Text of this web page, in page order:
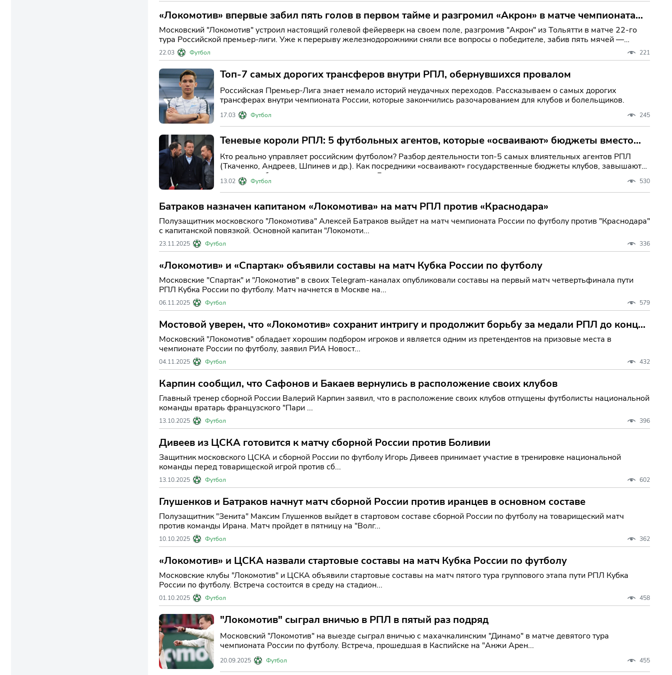
«Локомотив» впервые забил пять голов в первом тайме и разгромил «Акрон» в матче чемпионата
России
Московский "Локомотив" устроил настоящий голевой фейерверк на своем поле, разгромив "Акрон" из Тольятти в матче 22-го
тура Российской премьер-лиги. Уже к перерыву железнодорожники сняли все вопросы о победителе, забив пять мячей —
историческое достиж
22.03 Футбол 221
Топ-7 самых дорогих трансферов внутри РПЛ, обернувшихся провалом
Российская Премьер-Лига знает немало историй неудачных переходов. Рассказываем о самых дорогих
трансферах внутри чемпионата России, которые закончились разочарованием для клубов и болельщиков.
17.03 Футбол 245
Теневые короли РПЛ: 5 футбольных агентов, которые «осваивают» бюджеты вместо
развития игроков
Кто реально управляет российским футболом? Разбор деятельности топ-5 самых влиятельных агентов РПЛ
(Ткаченко, Андреев, Шпинев и др.). Как посредники «осваивают» государственные бюджеты клубов, завышают
зарплаты и блокируют отъезд талантов в Европу.
13.02 Футбол 530
Батраков назначен капитаном «Локомотива» на матч РПЛ против «Краснодара»
Полузащитник московского "Локомотива" Алексей Батраков выйдет на матч чемпионата России по футболу против "Краснодара"
с капитанской повязкой. Основной капитан "Локомоти...
23.11.2025 Футбол 336
«Локомотив» и «Спартак» объявили составы на матч Кубка России по футболу
Московские "Спартак" и "Локомотив" в своих Telegram-каналах опубликовали составы на первый матч четвертьфинала пути
РПЛ Кубка России по футболу. Матч начнется в Москве на...
06.11.2025 Футбол 579
Мостовой уверен, что «Локомотив» сохранит интригу и продолжит борьбу за медали РПЛ до конца
сезона
Московский "Локомотив" обладает хорошим подбором игроков и является одним из претендентов на призовые места в
чемпионате России по футболу, заявил РИА Новост...
04.11.2025 Футбол 432
Карпин сообщил, что Сафонов и Бакаев вернулись в расположение своих клубов
Главный тренер сборной России Валерий Карпин заявил, что в расположение своих клубов отпущены футболисты национальной
команды вратарь французского "Пари ...
13.10.2025 Футбол 396
Дивеев из ЦСКА готовится к матчу сборной России против Боливии
Защитник московского ЦСКА и сборной России по футболу Игорь Дивеев принимает участие в тренировке национальной
команды перед товарищеской игрой против сб...
13.10.2025 Футбол 602
Глушенков и Батраков начнут матч сборной России против иранцев в основном составе
Полузащитник "Зенита" Максим Глушенков выйдет в стартовом составе сборной России по футболу на товарищеский матч
против команды Ирана. Матч пройдет в пятницу на "Волг...
10.10.2025 Футбол 362
«Локомотив» и ЦСКА назвали стартовые составы на матч Кубка России по футболу
Московские клубы "Локомотив" и ЦСКА объявили стартовые составы на матч пятого тура группового этапа пути РПЛ Кубка
России по футболу. Встреча состоится в среду на стадион...
01.10.2025 Футбол 458
"Локомотив" сыграл вничью в РПЛ в пятый раз подряд
Московский "Локомотив" на выезде сыграл вничью с махачкалинским "Динамо" в матче девятого тура
чемпионата России по футболу. Встреча, прошедшая в Каспийске на "Анжи Арен...
20.09.2025 Футбол 455